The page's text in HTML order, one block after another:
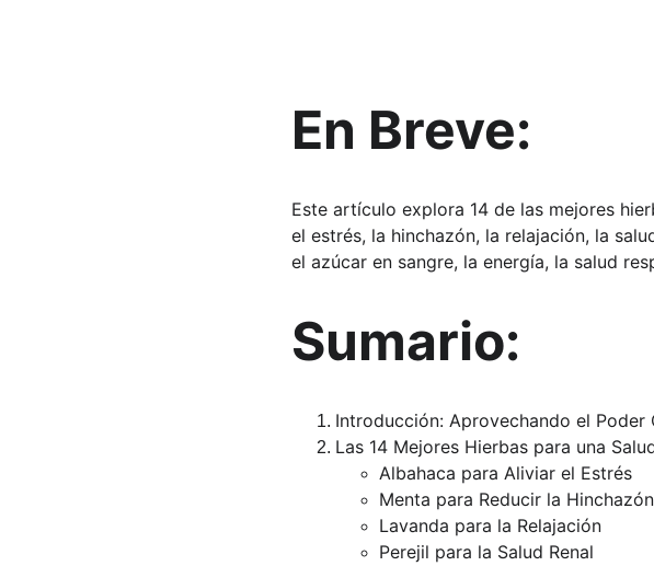
En Breve:
Este artículo explora 14 de las mejores
el estrés, la hinchazón, la relajación, la
el azúcar en sangre, la energía, la salud
Sumario:
Introducción: Aprovechando el Poder
Las 14 Mejores Hierbas para una
Albahaca para Aliviar el Estrés
Menta para Reducir la Hinchazón
Lavanda para la Relajación
Perejil para la Salud Renal